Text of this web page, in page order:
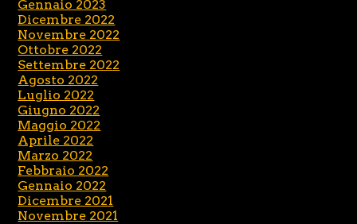
Gennaio 2023
Dicembre 2022
Novembre 2022
Ottobre 2022
Settembre 2022
Agosto 2022
Luglio 2022
Giugno 2022
Maggio 2022
Aprile 2022
Marzo 2022
Febbraio 2022
Gennaio 2022
Dicembre 2021
Novembre 2021